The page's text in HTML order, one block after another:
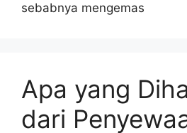
sebabnya mengemas
Apa yang
dari